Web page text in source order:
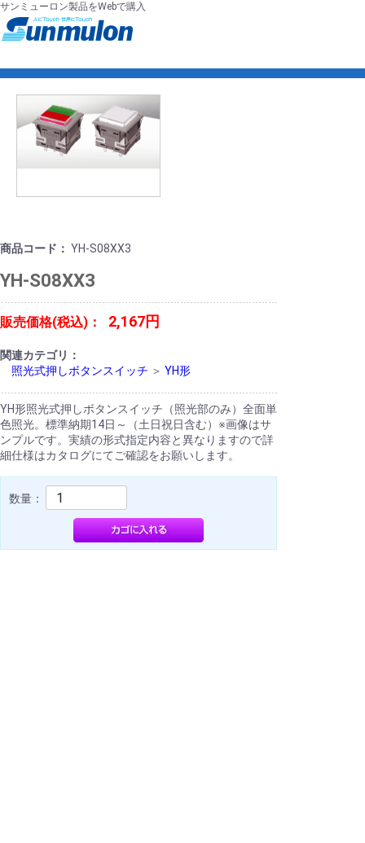
サンミューロン製品をWebで購入
商品コード： YH-S08XX3
YH-S08XX3
販売価格(税込)： 2,167円
関連カテゴリ：
照光式押しボタンスイッチ ＞ YH形
YH形照光式押しボタンスイッチ（照光部のみ）全面単
色照光。標準納期14日～（土日祝日含む）※画像はサ
ンプルです。実績の形式指定内容と異なりますので詳
細仕様はカタログにてご確認をお願いします。
数量：